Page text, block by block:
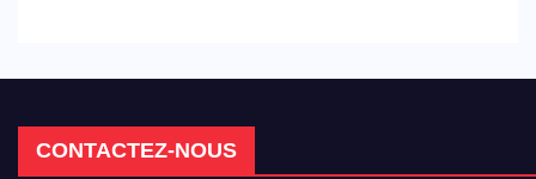
CONTACTEZ-NOUS